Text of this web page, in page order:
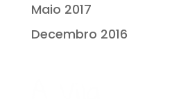
Maio 2017
Decembro 2016